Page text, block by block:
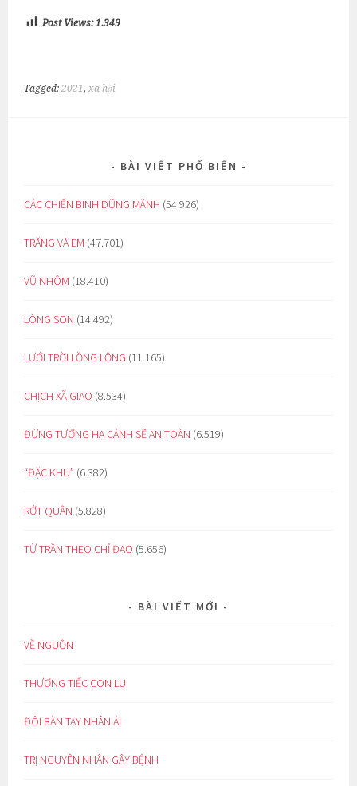
Post Views: 1.349
Tagged:2021,xã hội
BÀI VIẾT PHỔ BIẾN
CÁC CHIẾN BINH DŨNG MÃNH (54.926)
TRĂNG VÀ EM (47.701)
VŨ NHÔM (18.410)
LÒNG SON (14.492)
LƯỚI TRỜI LỒNG LỘNG (11.165)
CHỊCH XÃ GIAO (8.534)
ĐỪNG TƯỞNG HẠ CÁNH SẼ AN TOÀN (6.519)
“ĐẶC KHU” (6.382)
RỚT QUẦN (5.828)
TỪ TRẦN THEO CHỈ ĐẠO (5.656)
BÀI VIẾT MỚI
VỀ NGUỒN
THƯƠNG TIẾC CON LU
ĐÔI BÀN TAY NHÂN ÁI
TRỊ NGUYÊN NHÂN GÂY BỆNH